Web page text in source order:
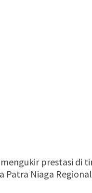
prestasi di
Niaga